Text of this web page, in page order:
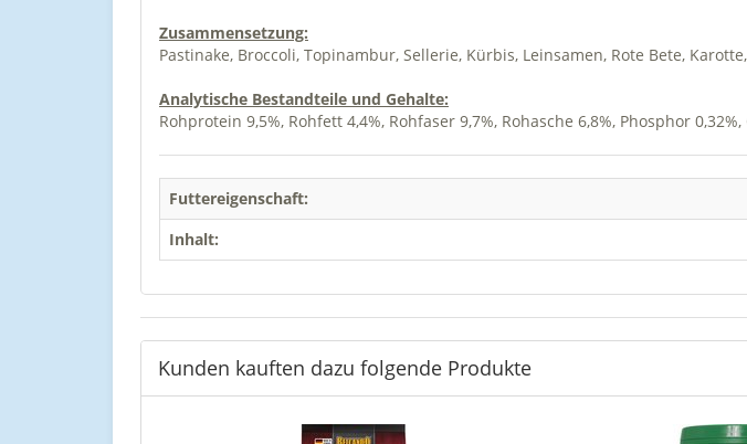
Zusammensetzung:
Pastinake, Broccoli, Topinambur, Sellerie, Kürbis, Leinsamen, Rote Bete,
Analytische Bestandteile und Gehalte:
Rohprotein 9,5%, Rohfett 4,4%, Rohfaser 9,7%, Rohasche 6,8%, Phosphor
Futtereigenschaft:
Inhalt:
Kunden kauften dazu folgende Produkte